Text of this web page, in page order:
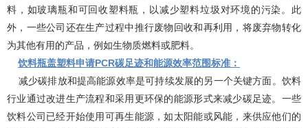
料，如玻璃瓶和可回收塑料瓶，以减少塑料垃圾对环境的污染。此
外，一些公司还在生产过程中推行废物回收和再利用，将废弃物转化
为其他有用的产品，例如生物质燃料或肥料。
饮料瓶盖塑料申请PCR碳足迹和能源效率范围标准：
减少碳排放和提高能源效率是可持续发展的另一个关键方面。饮料
行业通过改进生产流程和采用更环保的能源形式来减少碳足迹。一些
饮料公司已经开始使用可再生能源，如太阳能或风能，来供应他们的